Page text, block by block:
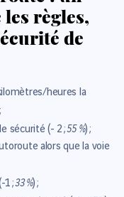
règles,
de
heures la
sécurité (- 2 ;55 %) ;
alors que la voie
1 ;33 %) ;